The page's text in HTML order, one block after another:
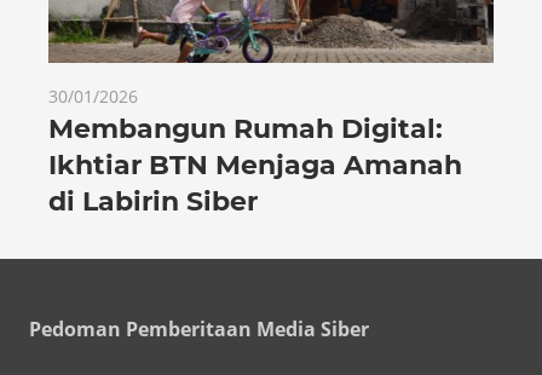
30/01/2026
Membangun Rumah Digital:
Ikhtiar BTN Menjaga Amanah
di Labirin Siber
Pedoman Pemberitaan Media Siber